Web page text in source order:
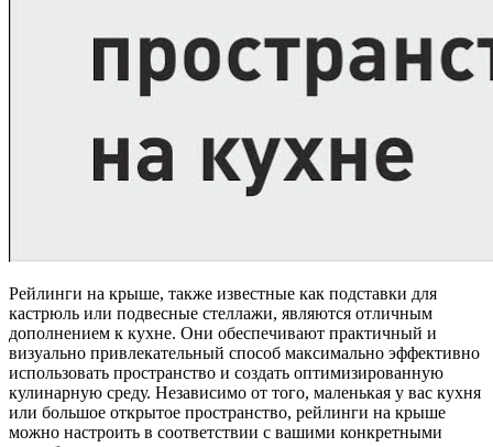
Рейлинги на крыше, также известные как подставки для
кастрюль или подвесные стеллажи, являются отличным
дополнением к кухне. Они обеспечивают практичный и
визуально привлекательный способ максимально эффективно
использовать пространство и создать оптимизированную
кулинарную среду. Независимо от того, маленькая у вас кухня
или большое открытое пространство, рейлинги на крыше
можно настроить в соответствии с вашими конкретными